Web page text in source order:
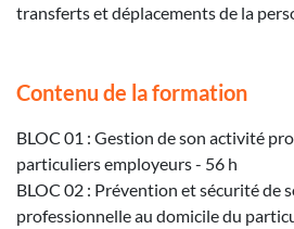
transferts et déplacements de la
Contenu de la formation
BLOC 01 : Gestion de son activité
particuliers employeurs - 56 h
BLOC 02 : Prévention et sécurité de
professionnelle au domicile du